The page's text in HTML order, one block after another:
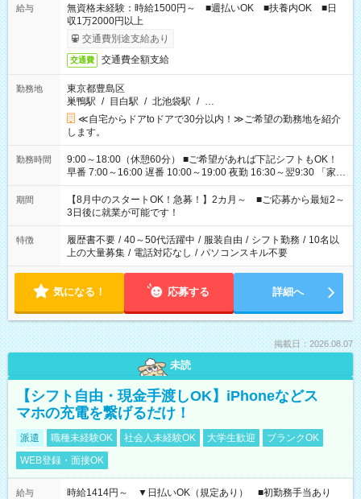
給与
無資格未経験：時給1500円～ ■週払いOK ■扶養内OK ■日
収1万2000円以上
交通費別途支給あり
交通費 交通費全額支給
勤務地
東京都豊島区
巣鴨駅 / 目白駅 / 北池袋駅 / …
≪自宅からドアtoドアで30分以内！≫ご希望の勤務地を紹介
します。
勤務時間
9:00～18:00（休憩60分） ■ご希望があれば下記シフトもOK！
早番 7:00～16:00 遅番 10:00～19:00 夜勤 16:30～翌9:30 「家族
と休みを合わせたい」 「余裕を持って夕飯の準備がしたい」
「できれば残業はしたくない」 など、ご希望を教えてください
ね。 ※Wワーク希望の方へ 今ご覧のお仕事で希望する勤務時間
と、もう1つのお仕事の勤務時間。 合計で週40時間を超える場
合は応募できません。
期間
【8月中のスタートOK！急募！】2カ月～ ■ご応募から最短2～
3日後に就業が可能です！
特徴 履歴書不要 / 40～50代活躍中 / 服装自由 / シフト勤務 / 10名以
上の大量募集 / 電話対応なし / パソコンスキル不要
気になる！ 応募する 詳細へ
掲載日：2026.08.07
未読
【シフト自由・現金手渡しOK】iPhoneなどス
マホの充電を繋げるだけ！
派遣 職種未経験OK 社会人未経験OK 大学生歓迎
ブランクOK
WEB登録・面接OK
給与
時給1414円～ ▼日払いOK（規定あり） ■初勤務手当あり